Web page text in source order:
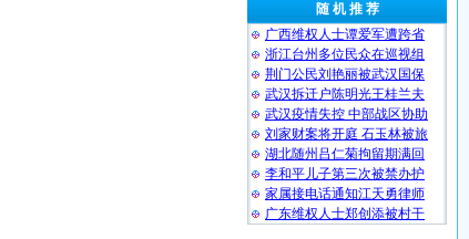
随 机 推 荐
广西维权人士谭爱军遭跨省
浙江台州多位民众在巡视组
荆门公民刘艳丽被武汉国保
武汉拆迁户陈明光王桂兰夫
武汉疫情失控 中部战区协助
刘家财案将开庭 石玉林被旅
湖北随州吕仁菊拘留期满回
李和平儿子第三次被禁办护
家属接电话通知江天勇律师
广东维权人士郑创添被村干